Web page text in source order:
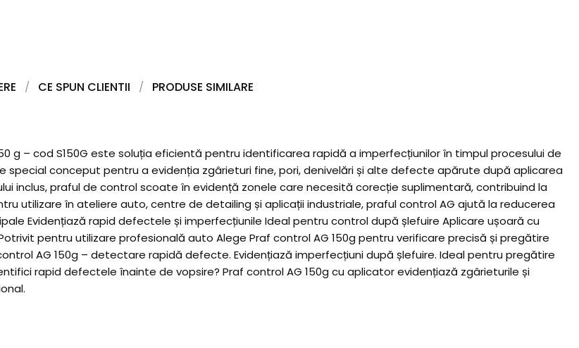
CE SPUN CLIENTII PRODUSE SIMILARE
– cod S150G este soluția eficientă pentru identificarea rapidă a imperfecțiunilor în timpul procesului de
special conceput pentru a evidenția zgârieturi fine, pori, denivelări și alte defecte apărute după aplicarea
inclus, praful de control scoate în evidență zonele care necesită corecție suplimentară, contribuind la
utilizare în ateliere auto, centre de detailing și aplicații industriale, praful control AG ajută la reducerea
Evidențiază rapid defectele și imperfecțiunile Ideal pentru control după șlefuire Aplicare ușoară cu
pentru utilizare profesională auto Alege Praf control AG 150g pentru verificare precisă și pregătire
AG 150g – detectare rapidă defecte. Evidențiază imperfecțiuni după șlefuire. Ideal pentru pregătire
rapid defectele înainte de vopsire? Praf control AG 150g cu aplicator evidențiază zgârieturile și